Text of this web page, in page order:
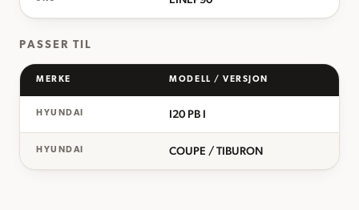
PASSER TIL
MERKE MODELL / VERSJON
HYUNDAI I20 PB I
HYUNDAI COUPE / TIBURON